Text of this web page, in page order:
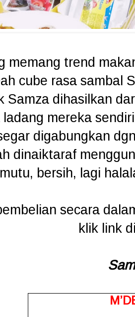
memang trend
cube rasa sambal
Samza dihasilkan
mereka
digabungkan
dinaiktaraf
bersih, lagi
secara
klik link